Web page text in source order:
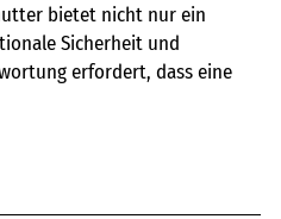
bietet nicht nur ein
Sicherheit und
erfordert, dass eine